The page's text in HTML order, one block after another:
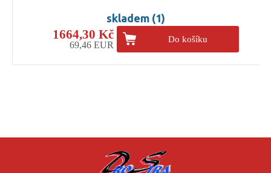
skladem (1)
1664,30 Kč
69,46 EUR
Do košíku